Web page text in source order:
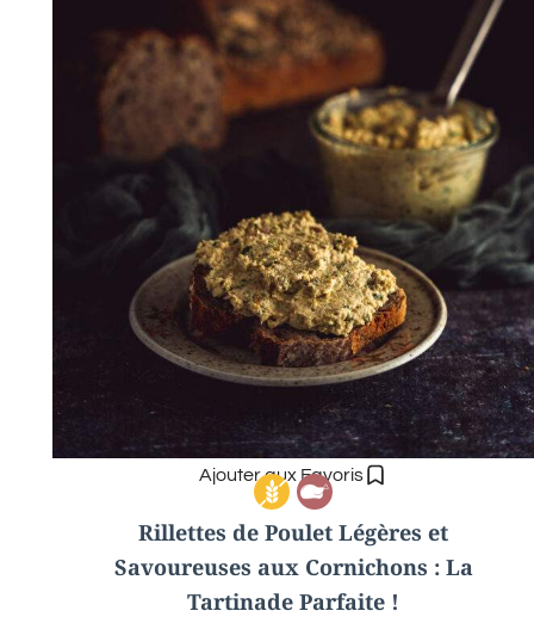
Ajouter aux Favoris
Rillettes de Poulet Légères et
Savoureuses aux Cornichons : La
Tartinade Parfaite !